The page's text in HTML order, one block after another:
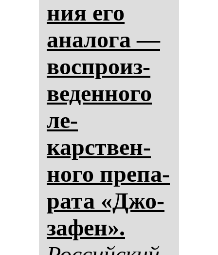
ния его
ана­ло­га —
вос­про­из­
ве­ден­но­го
ле­
карствен­
но­го пре­па­
ра­та «Джо­
за­фен».